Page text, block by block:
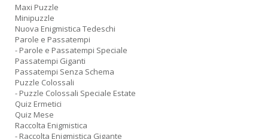
Maxi Puzzle
Minipuzzle
Nuova Enigmistica Tedeschi
Parole e Passatempi
- Parole e Passatempi Speciale
Passatempi Giganti
Passatempi Senza Schema
Puzzle Colossali
- Puzzle Colossali Speciale Estate
Quiz Ermetici
Quiz Mese
Raccolta Enigmistica
- Raccolta Enigmistica Gigante